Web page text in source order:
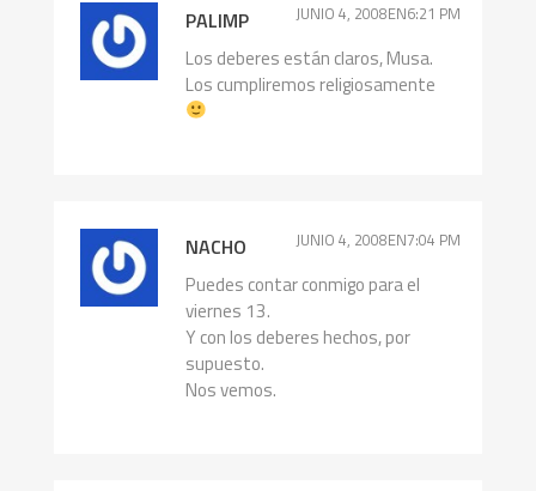
PALIMP JUNIO 4, 2008EN6:21 PM
Los deberes están claros, Musa.
Los cumpliremos religiosamente
NACHO JUNIO 4, 2008EN7:04 PM
Puedes contar conmigo para el
viernes 13.
Y con los deberes hechos, por
supuesto.
Nos vemos.